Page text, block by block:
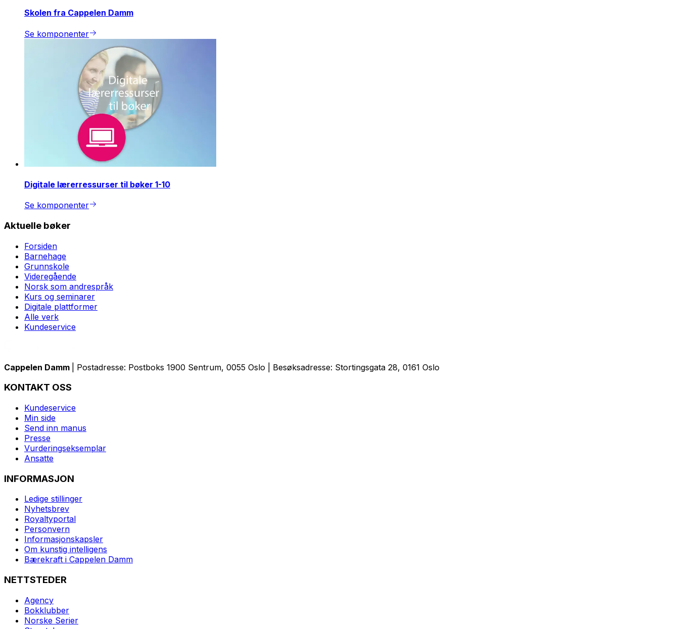
Skolen fra Cappelen Damm
Se komponenter
Digitale lærerressurser til bøker 1-10
Se komponenter
Aktuelle bøker
Forsiden
Barnehage
Grunnskole
Videregående
Norsk som andrespråk
Kurs og seminarer
Digitale plattformer
Alle verk
Kundeservice
Cappelen Damm | Postadresse: Postboks 1900 Sentrum, 0055 Oslo | Besøksadresse: Stortingsgata 28, 0161 Oslo
KONTAKT OSS
Kundeservice
Min side
Send inn manus
Presse
Vurderingseksemplar
Ansatte
INFORMASJON
Ledige stillinger
Nyhetsbrev
Royaltyportal
Personvern
Informasjonskapsler
Om kunstig intelligens
Bærekraft i Cappelen Damm
NETTSTEDER
Agency
Bokklubber
Norske Serier